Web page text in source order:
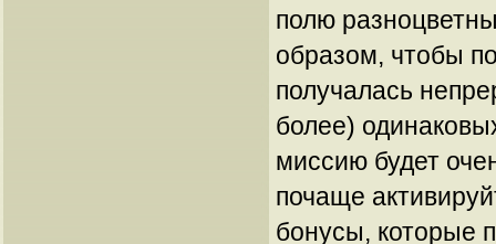
полю
образом, чтобы
получалась
более)
миссию будет
почаще
бонусы, которые